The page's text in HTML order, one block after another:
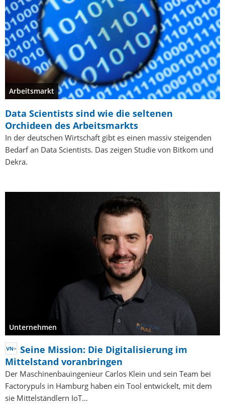
Arbeitsmarkt
Data Scientists sind wie die seltenen
Orchideen des Arbeitsmarkts
In der deutschen Wirtschaft gibt es einen massiv steigenden
Bedarf an Data Scientists. Das zeigen Studie von Bitkom und
Dekra.
Unternehmen
Seine Mission: Die Digitalisierung im
Mittelstand voranbringen
Der Maschinenbauingenieur Carlos Klein und sein Team bei
Factorypuls in Hamburg haben ein Tool entwickelt, mit dem
sie Mittelständlern IoT…